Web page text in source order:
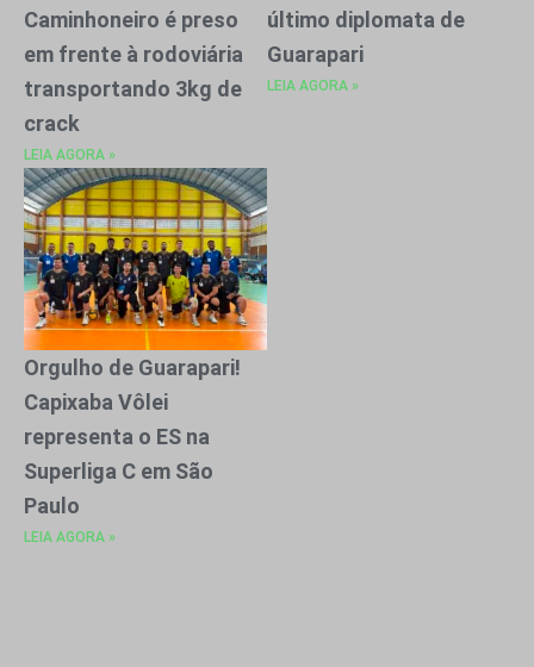
Caminhoneiro é preso
em frente à rodoviária
transportando 3kg de
crack
LEIA AGORA »
último diplomata de
Guarapari
LEIA AGORA »
Orgulho de Guarapari!
Capixaba Vôlei
representa o ES na
Superliga C em São
Paulo
LEIA AGORA »